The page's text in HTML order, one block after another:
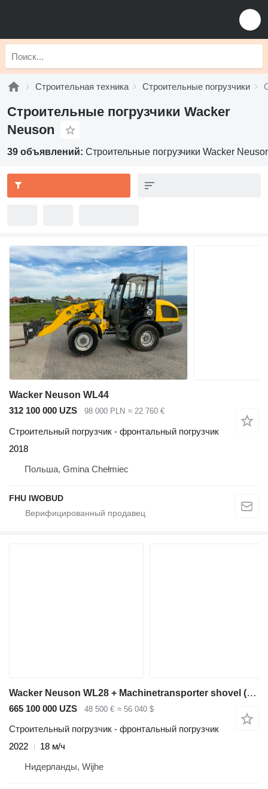
Строительная техника Строительные погрузчики
Строительные погрузчики Wacker
Neuson
39 объявлений: Строительные погрузчики Wacker
Wacker Neuson WL44
312 100 000 UZS
98 000 PLN ≈ 22 760 €
Строительный погрузчик - фронтальный погрузчик
2018
Польша, Gmina Chełmiec
FHU IWOBUD
Wacker Neuson WL28 + Machinetransporter shovel (1390, G2700)
665 100 000 UZS 48 500 € ≈ 56 040 $
Строительный погрузчик - фронтальный погрузчик
2022
18 м/ч
Нидерланды, Wijhe